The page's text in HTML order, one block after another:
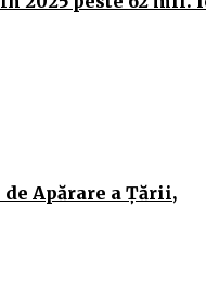
Apărare a Ţării,